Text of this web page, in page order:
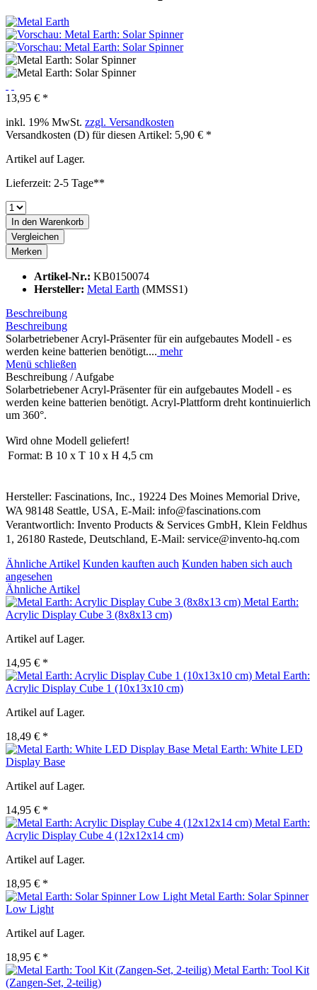
13,95 € *
inkl. 19% MwSt. zzgl. Versandkosten
Versandkosten (D) für diesen Artikel: 5,90 € *
Artikel auf Lager.
Lieferzeit: 2-5 Tage**
In den Warenkorb
Vergleichen
Merken
Artikel-Nr.: KB0150074
Hersteller: Metal Earth (MMSS1)
Beschreibung
Beschreibung
Solarbetriebener Acryl-Präsenter für ein aufgebautes Modell - es
werden keine batterien benötigt.... mehr
Menü schließen
Beschreibung / Aufgabe
Solarbetriebener Acryl-Präsenter für ein aufgebautes Modell - es
werden keine batterien benötigt. Acryl-Plattform dreht kontinuierlich
um 360°.
Wird ohne Modell geliefert!
Format: B 10 x T 10 x H 4,5 cm
Hersteller: Fascinations, Inc., 19224 Des Moines Memorial Drive,
WA 98148 Seattle, USA, E-Mail: info@fascinations.com
Verantwortlich: Invento Products & Services GmbH, Klein Feldhus
1, 26180 Rastede, Deutschland, E-Mail: service@invento-hq.com
Ähnliche Artikel Kunden kauften auch Kunden haben sich auch
angesehen
Ähnliche Artikel
Metal Earth:
Acrylic Display Cube 3 (8x8x13 cm)
Artikel auf Lager.
14,95 € *
Metal Earth:
Acrylic Display Cube 1 (10x13x10 cm)
Artikel auf Lager.
18,49 € *
Metal Earth: White LED
Display Base
Artikel auf Lager.
14,95 € *
Metal Earth:
Acrylic Display Cube 4 (12x12x14 cm)
Artikel auf Lager.
18,95 € *
Metal Earth: Solar Spinner
Low Light
Artikel auf Lager.
18,95 € *
Metal Earth: Tool Kit
(Zangen-Set, 2-teilig)